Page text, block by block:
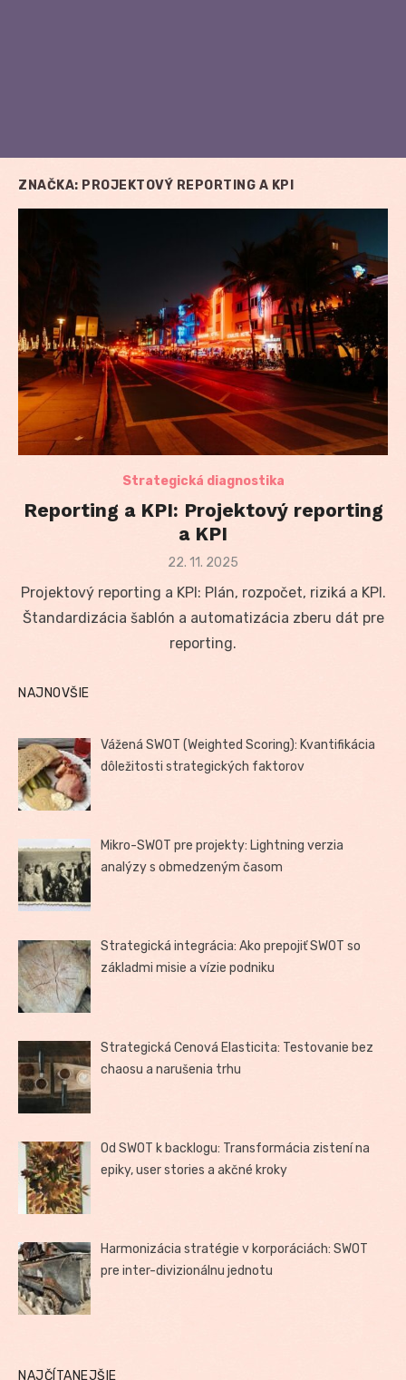
ZNAČKA: PROJEKTOVÝ REPORTING A KPI
Strategická diagnostika
Reporting a KPI: Projektový reporting
a KPI
Posted
22. 11. 2025
Projektový reporting a KPI: Plán, rozpočet, riziká a KPI.
Štandardizácia šablón a automatizácia zberu dát pre
reporting.
NAJNOVŠIE
Vážená SWOT (Weighted Scoring): Kvantifikácia
dôležitosti strategických faktorov
Mikro-SWOT pre projekty: Lightning verzia
analýzy s obmedzeným časom
Strategická integrácia: Ako prepojiť SWOT so
základmi misie a vízie podniku
Strategická Cenová Elasticita: Testovanie bez
chaosu a narušenia trhu
Od SWOT k backlogu: Transformácia zistení na
epiky, user stories a akčné kroky
Harmonizácia stratégie v korporáciách: SWOT
pre inter-divizionálnu jednotu
NAJČÍTANEJŠIE